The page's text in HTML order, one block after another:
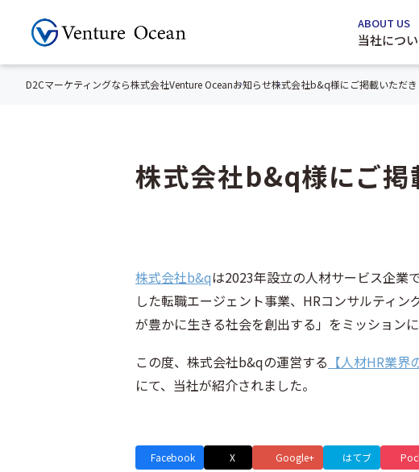
ABOUT US
当社につ
D2Cマーケティングなら株式会社Venture Oceanお知らせ株式会社b&q様にご掲載いただき
株式会社b&q様にご掲
株式会社b&qは2023年設立の人材サービス企業
した転職エージェント事業、HRコンサルティ
が豊かに生きる社会を創出する」をミッションに
この度、株式会社b&qの運営する 【人材HR業
にて、当社が紹介されました。
Facebook X Google+ はてブ